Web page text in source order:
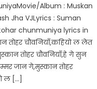
Album : Muskan
Jha VJLyrics : Suman
chunmuniya lyrics in
तोहर चौवनियाँ,कहियो ल लेत
तोहर चौवनियाँ,हे गे सुन
जान गे,मुस्कान तोहर
ल […]